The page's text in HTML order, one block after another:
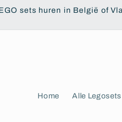
sets huren in België of
Home Alle Legosets